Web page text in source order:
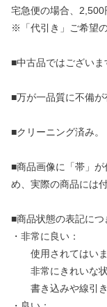
宅急便の場合、2,500
※「代引き」ご希望
■中古品ではございま
■万が一品質に不備が
■クリーニング済み。
■商品画像に「帯」
め、実際の商品には
■商品状態の表記につ
・非常に良い：
使用されてはいま
非常にきれいな状
書き込みや線引き